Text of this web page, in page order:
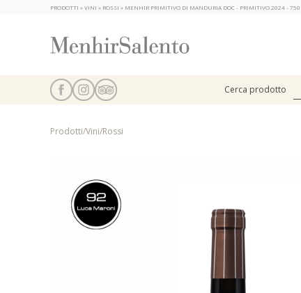
PRODOTTI » VINI » ROSSI » MENHIR PRIMITIVO DI MANDURIA DOC - PRIMITIVO 2024 -
Cerca prodotto
Prodotti/Vini/Rossi